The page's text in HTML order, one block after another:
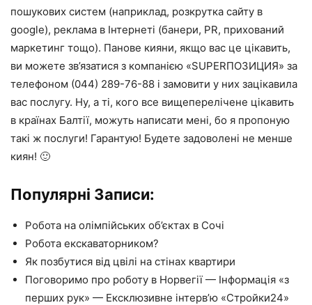
пошукових систем (наприклад, розкрутка сайту в
google), реклама в Інтернеті (банери, PR, прихований
маркетинг тощо). Панове кияни, якщо вас це цікавить,
ви можете зв’язатися з компанією «SUPERПОЗИЦИЯ» за
телефоном (044) 289-76-88 і замовити у них зацікавила
вас послугу. Ну, а ті, кого все вищеперелічене цікавить
в країнах Балтії, можуть написати мені, бо я пропоную
такі ж послуги! Гарантую! Будете задоволені не менше
киян! 🙂
Популярні Записи:
Робота на олімпійських об’єктах в Сочі
Робота екскаваторником?
Як позбутися від цвілі на стінах квартири
Поговоримо про роботу в Норвегії — Інформація «з
перших рук» — Ексклюзивне інтерв’ю «Стройки24»